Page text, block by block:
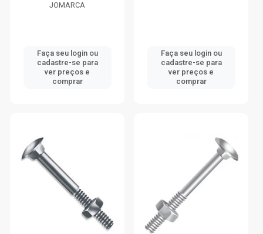
JOMARCA
Faça seu login ou
cadastre-se para
ver preços e
comprar
Faça seu login ou
cadastre-se para
ver preços e
comprar